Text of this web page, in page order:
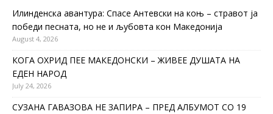
Илинденска авантура: Спасе Антевски на коњ – стравот ја
победи песната, но не и љубовта кон Македонија
August 4, 2026
КОГА ОХРИД ПЕЕ МАКЕДОНСКИ – ЖИВЕЕ ДУШАТА НА
ЕДЕН НАРОД
July 24, 2026
СУЗАНА ГАВАЗОВА НЕ ЗАПИРА – ПРЕД АЛБУМОТ СО 19